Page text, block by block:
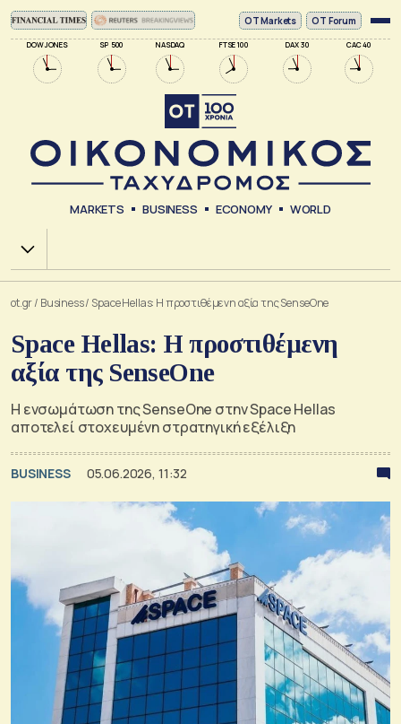
DOW JONES SP 500 NASDAQ FTSE 100 DAX 30 CAC 40
ΟΤ Markets OT Forum
MARKETS BUSINESS ECONOMY WORLD
Χ.Α.
ot.gr/ Business/ Space Hellas: Η προστιθέμενη αξία της SenseOne
Space Hellas: Η προστιθέμενη
αξία της SenseOne
Η ενσωμάτωση της SenseOne στην Space Hellas
αποτελεί στοχευμένη στρατηγική εξέλιξη
BUSINESS 05.06.2026, 11:32